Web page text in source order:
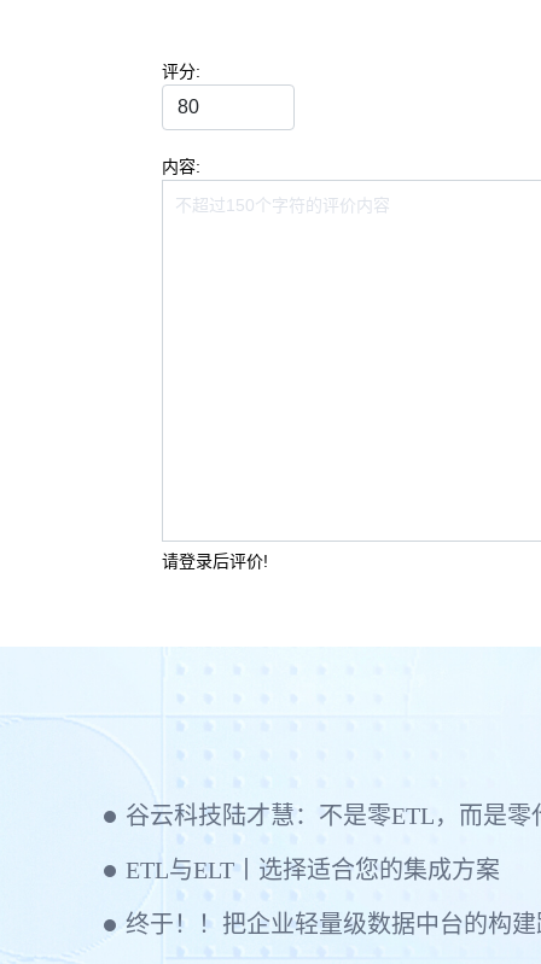
评分:
内容:
请登录后评价!
ETL与ELT丨选择适合您的集成方案
终于！！把企业轻量级数据中台的构